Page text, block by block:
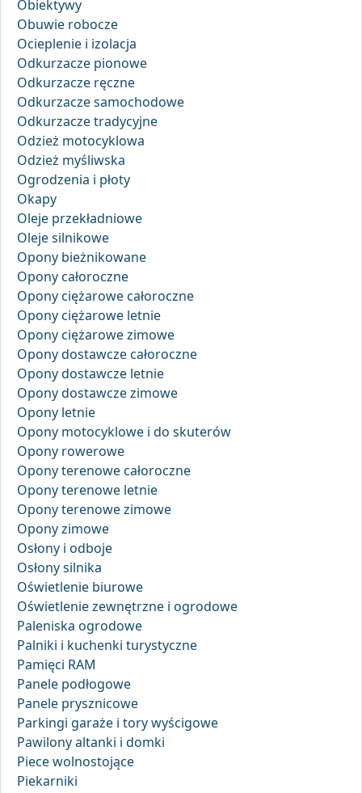
Obiektywy
Obuwie robocze
Ocieplenie i izolacja
Odkurzacze pionowe
Odkurzacze ręczne
Odkurzacze samochodowe
Odkurzacze tradycyjne
Odzież motocyklowa
Odzież myśliwska
Ogrodzenia i płoty
Okapy
Oleje przekładniowe
Oleje silnikowe
Opony bieżnikowane
Opony całoroczne
Opony ciężarowe całoroczne
Opony ciężarowe letnie
Opony ciężarowe zimowe
Opony dostawcze całoroczne
Opony dostawcze letnie
Opony dostawcze zimowe
Opony letnie
Opony motocyklowe i do skuterów
Opony rowerowe
Opony terenowe całoroczne
Opony terenowe letnie
Opony terenowe zimowe
Opony zimowe
Osłony i odboje
Osłony silnika
Oświetlenie biurowe
Oświetlenie zewnętrzne i ogrodowe
Paleniska ogrodowe
Palniki i kuchenki turystyczne
Pamięci RAM
Panele podłogowe
Panele prysznicowe
Parkingi garaże i tory wyścigowe
Pawilony altanki i domki
Piece wolnostojące
Piekarniki